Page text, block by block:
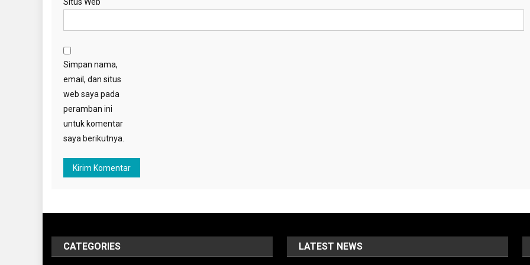
Simpan nama,
email, dan situs
web saya pada
peramban ini
untuk komentar
saya berikutnya.
CATEGORIES LATEST NEWS